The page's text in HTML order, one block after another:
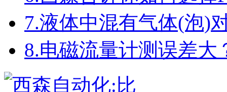
7.液体中混有气体(泡)
8.电磁流量计测误差大